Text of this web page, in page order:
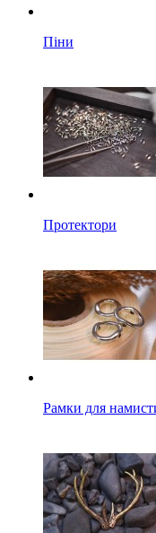
Піни
Протектори
Рамки для